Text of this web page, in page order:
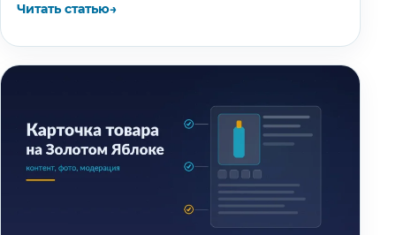
Читать статью→